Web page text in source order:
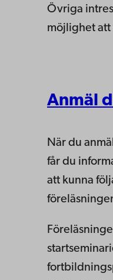
Övriga
möjlighet att
Anmäl
När du
får du
att kunna